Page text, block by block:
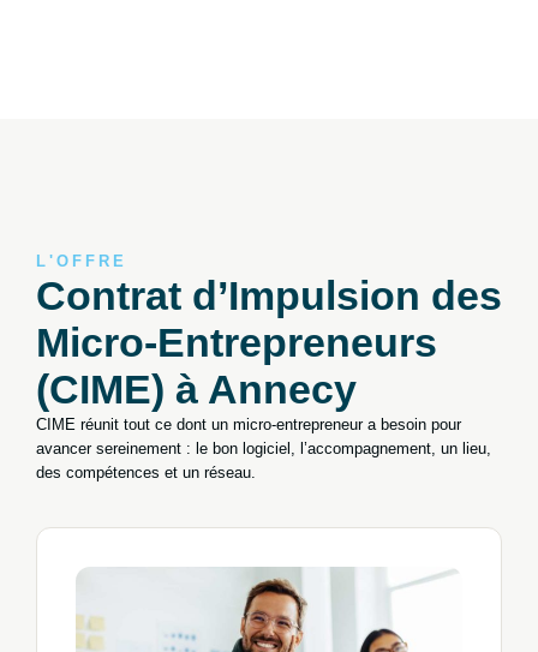
L'OFFRE
Contrat d’Impulsion des
Micro-Entrepreneurs
(CIME) à Annecy
CIME réunit tout ce dont un micro-entrepreneur a besoin pour
avancer sereinement : le bon logiciel, l’accompagnement, un lieu,
des compétences et un réseau.